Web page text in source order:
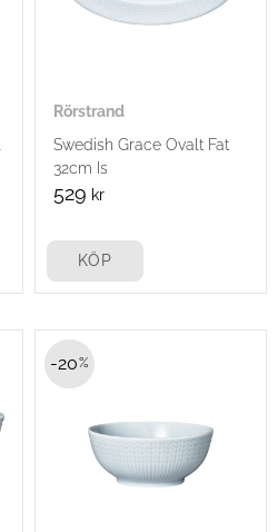
Rörstrand
Swedish Grace Ovalt Fat
32cm Is
529 kr
KÖP
20%